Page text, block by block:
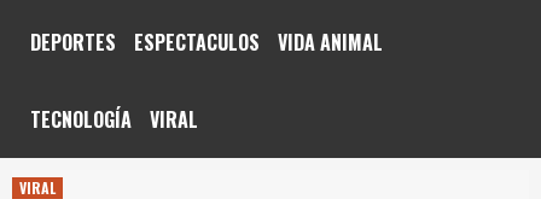
DEPORTES ESPECTACULOS VIDA ANIMAL
TECNOLOGÍA VIRAL
VIRAL